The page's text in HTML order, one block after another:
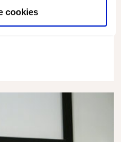
cookies
busslaster av turister,
går der også jevnlig, men